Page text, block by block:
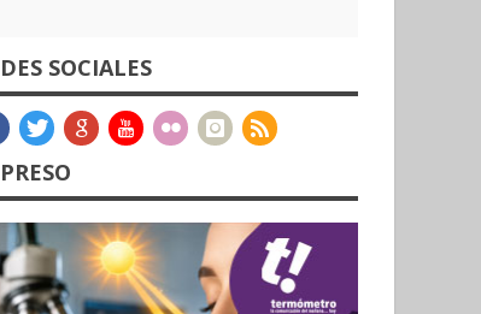
SOCIALES